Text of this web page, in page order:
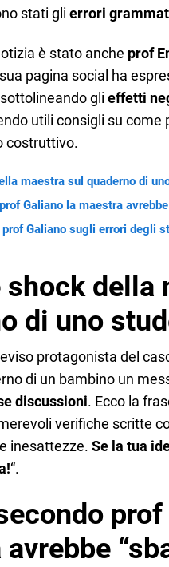
stati gli errori
è stato anche prof
pagina social ha
gli effetti
utili consigli su
costruttivo.
maestra sul quaderno di
Galiano la maestra
Galiano sugli errori degli
shock della
di uno
protagonista del
di un bambino un
discussioni. Ecco la
verifiche scritte
inesattezze. Se la tua
“.